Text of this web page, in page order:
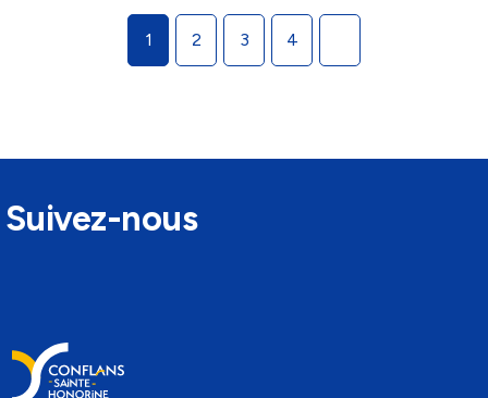
Pagination
des
1 2 3 4
Suivez-nous